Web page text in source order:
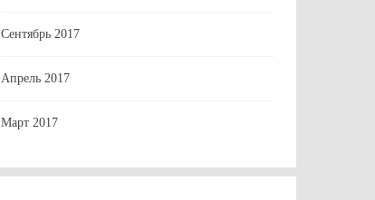
Сентябрь 2017
Апрель 2017
Март 2017